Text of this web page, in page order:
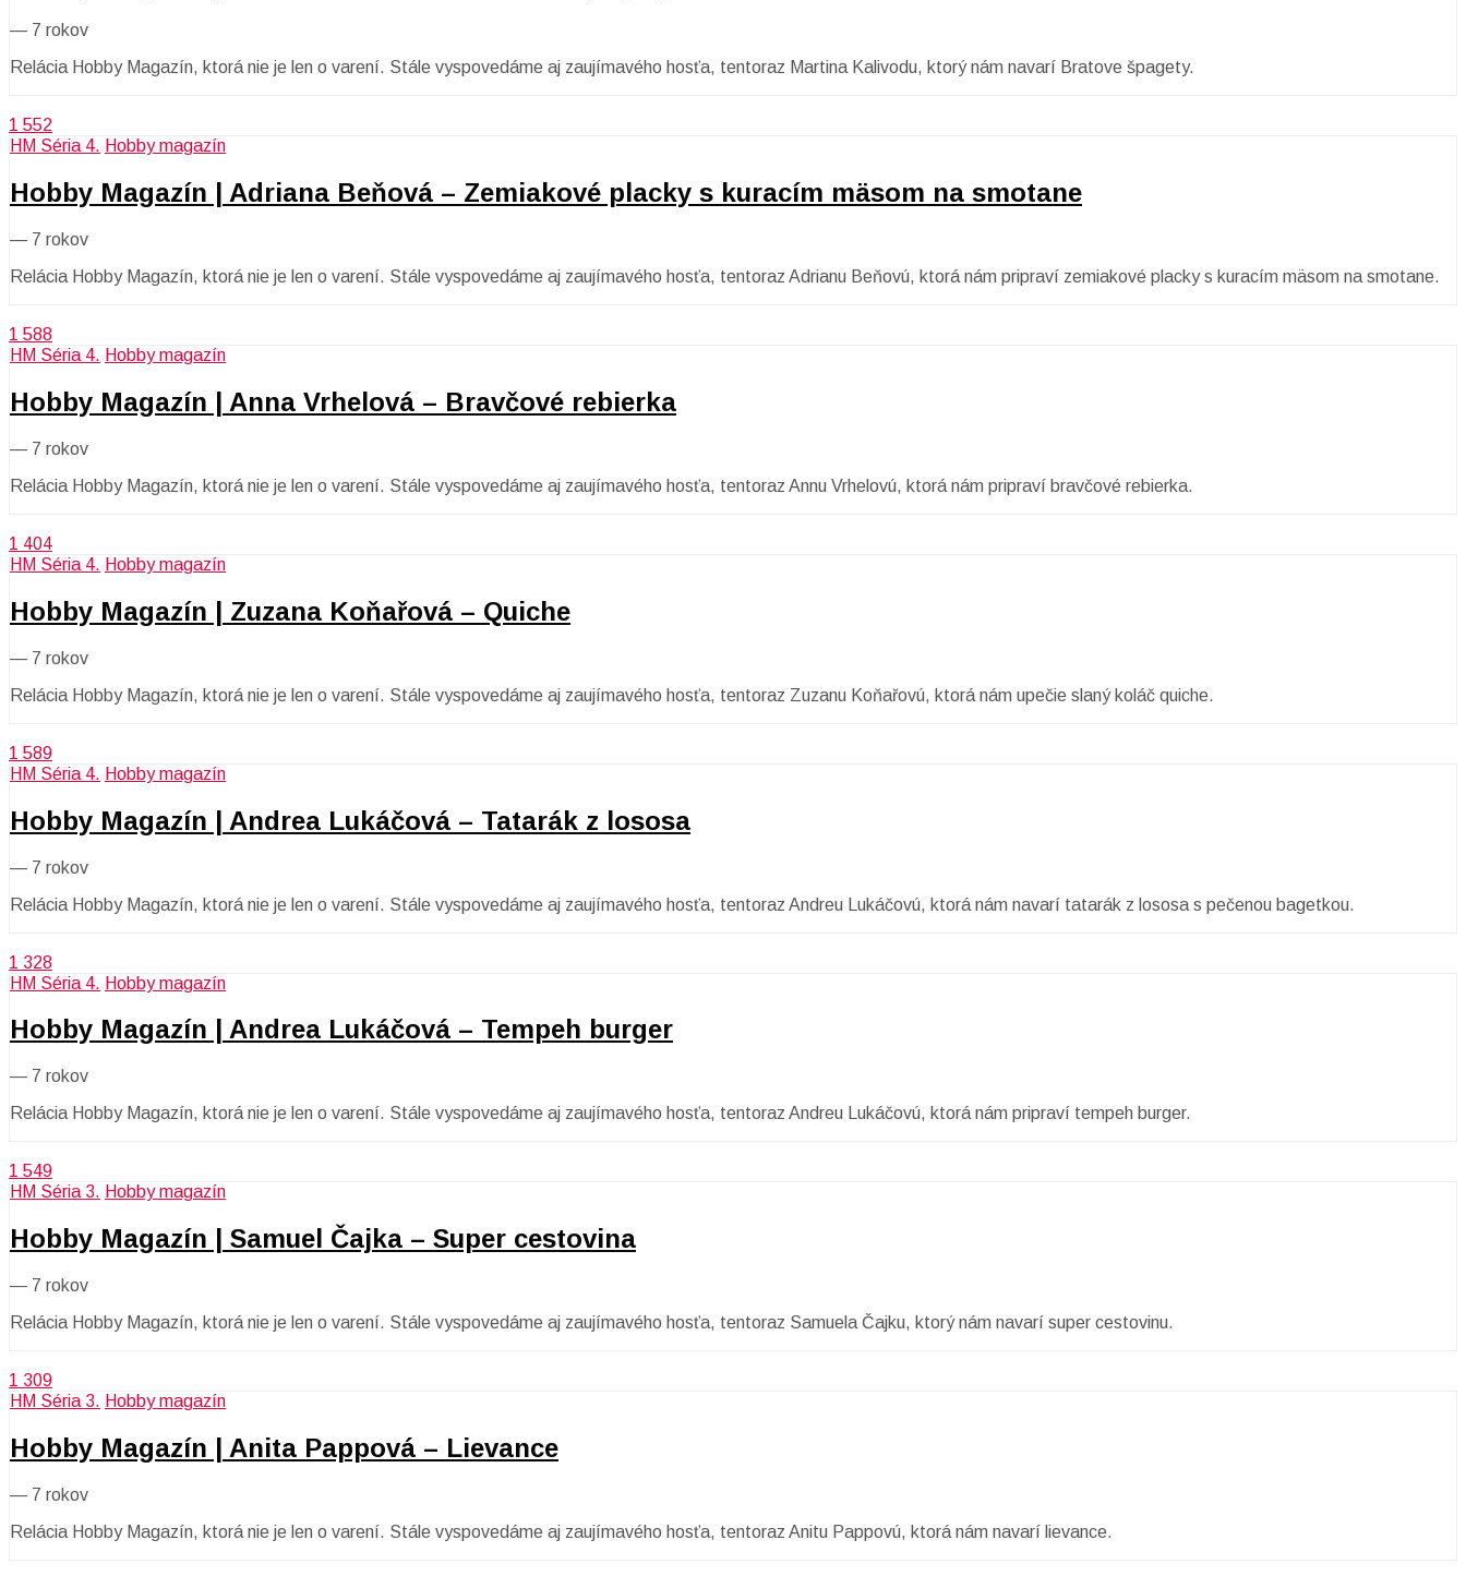
— 7 rokov
Relácia Hobby Magazín, ktorá nie je len o varení. Stále vyspovedáme aj zaujímavého hosťa, tentoraz Martina Kalivodu, ktorý nám navarí Bratove špagety.
1 552
HM Séria 4. Hobby magazín
Hobby Magazín | Adriana Beňová – Zemiakové placky s kuracím mäsom na smotane
— 7 rokov
Relácia Hobby Magazín, ktorá nie je len o varení. Stále vyspovedáme aj zaujímavého hosťa, tentoraz Adrianu Beňovú, ktorá nám pripraví zemiakové placky s kuracím mäsom na smotane.
1 588
HM Séria 4. Hobby magazín
Hobby Magazín | Anna Vrhelová – Bravčové rebierka
— 7 rokov
Relácia Hobby Magazín, ktorá nie je len o varení. Stále vyspovedáme aj zaujímavého hosťa, tentoraz Annu Vrhelovú, ktorá nám pripraví bravčové rebierka.
1 404
HM Séria 4. Hobby magazín
Hobby Magazín | Zuzana Koňařová – Quiche
— 7 rokov
Relácia Hobby Magazín, ktorá nie je len o varení. Stále vyspovedáme aj zaujímavého hosťa, tentoraz Zuzanu Koňařovú, ktorá nám upečie slaný koláč quiche.
1 589
HM Séria 4. Hobby magazín
Hobby Magazín | Andrea Lukáčová – Tatarák z lososa
— 7 rokov
Relácia Hobby Magazín, ktorá nie je len o varení. Stále vyspovedáme aj zaujímavého hosťa, tentoraz Andreu Lukáčovú, ktorá nám navarí tatarák z lososa s pečenou bagetkou.
1 328
HM Séria 4. Hobby magazín
Hobby Magazín | Andrea Lukáčová – Tempeh burger
— 7 rokov
Relácia Hobby Magazín, ktorá nie je len o varení. Stále vyspovedáme aj zaujímavého hosťa, tentoraz Andreu Lukáčovú, ktorá nám pripraví tempeh burger.
1 549
HM Séria 3. Hobby magazín
Hobby Magazín | Samuel Čajka – Super cestovina
— 7 rokov
Relácia Hobby Magazín, ktorá nie je len o varení. Stále vyspovedáme aj zaujímavého hosťa, tentoraz Samuela Čajku, ktorý nám navarí super cestovinu.
1 309
HM Séria 3. Hobby magazín
Hobby Magazín | Anita Pappová – Lievance
— 7 rokov
Relácia Hobby Magazín, ktorá nie je len o varení. Stále vyspovedáme aj zaujímavého hosťa, tentoraz Anitu Pappovú, ktorá nám navarí lievance.